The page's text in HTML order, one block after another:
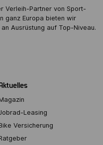
Verleih-Partner von Sport-
ganz Europa bieten wir
Ausrüstung auf Top-Niveau.
Leasing
Versicherung